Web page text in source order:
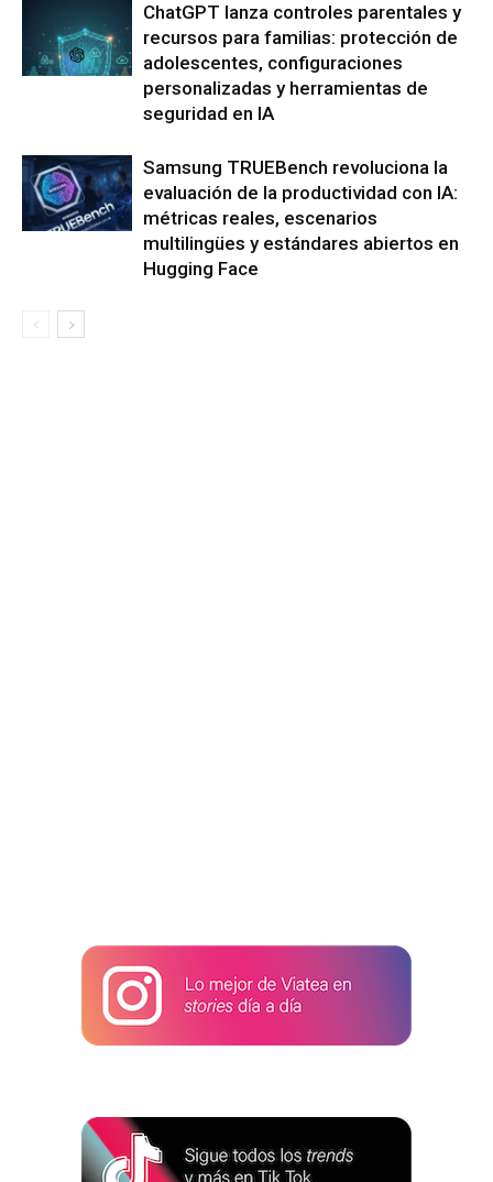
ChatGPT lanza controles parentales y
recursos para familias: protección de
adolescentes, configuraciones
personalizadas y herramientas de
seguridad en IA
Samsung TRUEBench revoluciona la
evaluación de la productividad con IA:
métricas reales, escenarios
multilingües y estándares abiertos en
Hugging Face